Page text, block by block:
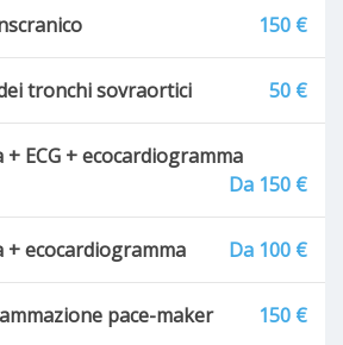
150 €
tronchi sovraortici 50 €
ECG + ecocardiogramma
Da 150 €
+ ecocardiogramma Da 100 €
pace-maker 150 €